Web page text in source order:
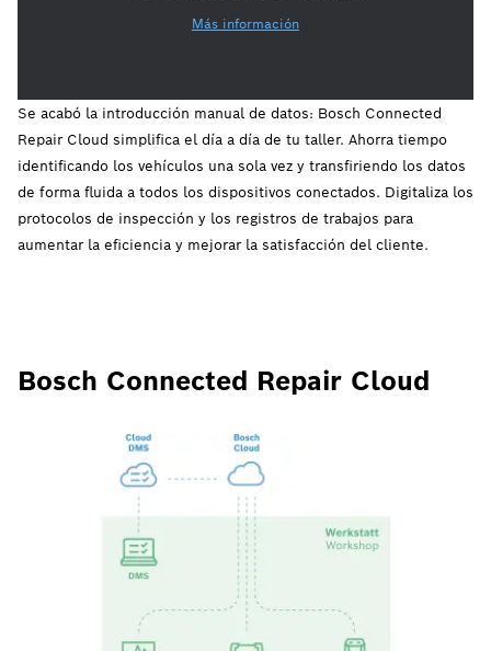
Más información
Se acabó la introducción manual de datos: Bosch Connected
Repair Cloud simplifica el día a día de tu taller. Ahorra tiempo
identificando los vehículos una sola vez y transfiriendo los datos
de forma fluida a todos los dispositivos conectados. Digitaliza los
protocolos de inspección y los registros de trabajos para
aumentar la eficiencia y mejorar la satisfacción del cliente.
Bosch Connected Repair Cloud